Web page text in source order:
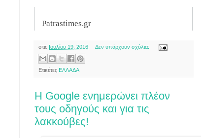
Patrastimes.gr
στις Ιουλίου 19, 2016 Δεν υπάρχουν σχόλια:
Ετικέτες ΕΛΛΑΔΑ
Η Google ενημερώνει πλέον
τους οδηγούς και για τις
λακκούβες!